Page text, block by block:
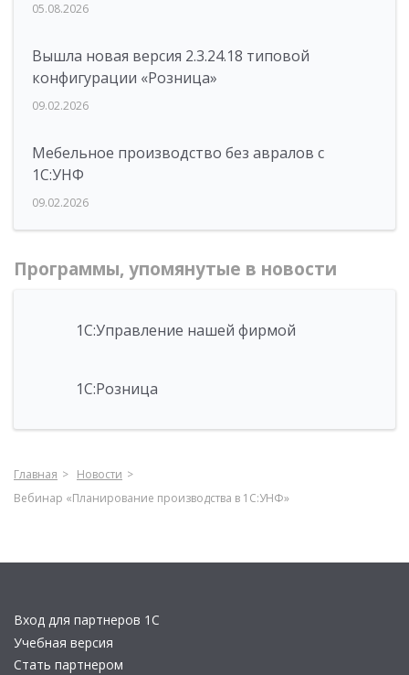
05.08.2026
Вышла новая версия 2.3.24.18 типовой
конфигурации «Розница»
09.02.2026
Мебельное производство без авралов с
1С:УНФ
09.02.2026
Программы, упомянутые в новости
1С:Управление нашей фирмой
1С:Розница
Главная
Новости
Вебинар «Планирование производства в 1С:УНФ»
Вход для партнеров 1С
Учебная версия
Стать партнером